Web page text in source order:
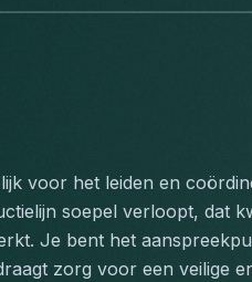
voor het leiden en
soepel verloopt, dat
Je bent het
zorg voor een veilige